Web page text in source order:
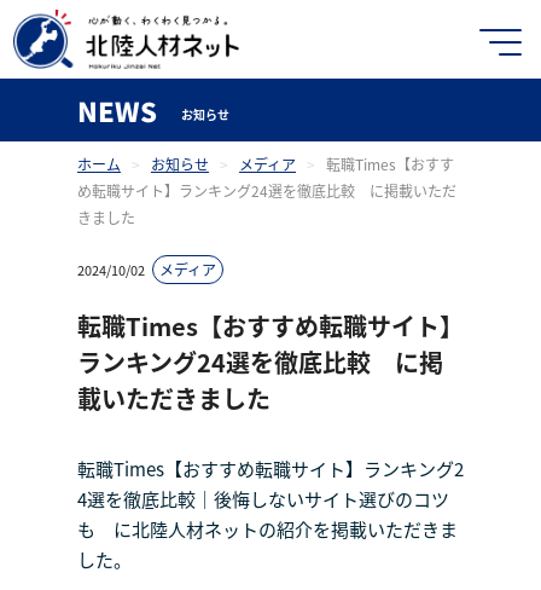
NEWS お知らせ
ホーム > お知らせ > メディア > 転職Times【おすす
め転職サイト】ランキング24選を徹底比較 に掲載いただ
きました
2024/10/02 メディア
転職Times【おすすめ転職サイト】
ランキング24選を徹底比較 に掲
載いただきました
転職Times【おすすめ転職サイト】ランキング2
4選を徹底比較｜後悔しないサイト選びのコツ
も に北陸人材ネットの紹介を掲載いただきま
した。